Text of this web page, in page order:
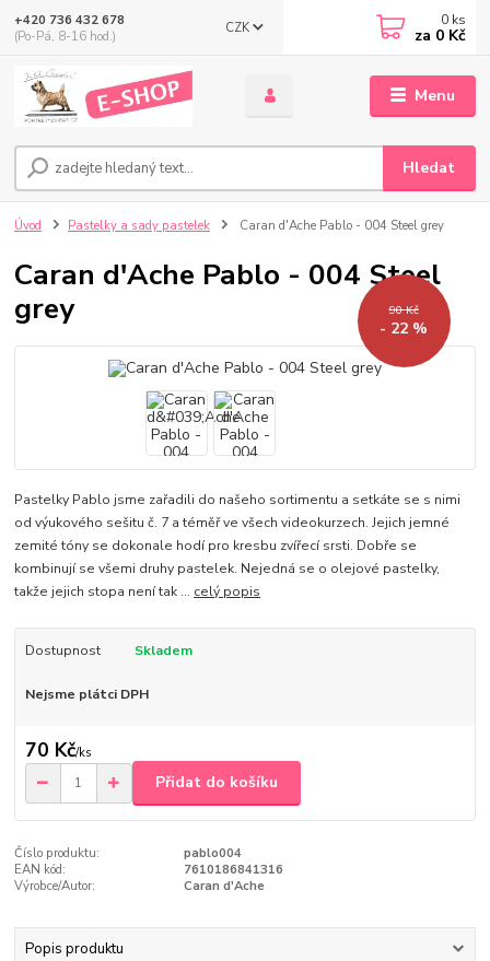
Menu
CZK
Hledat
+420 736 432 678
(Po-Pá, 8-16 hod.)
0 ks
za 0 Kč
Úvod Pastelky a sady pastelek Caran d'Ache Pablo - 004 Steel grey
Caran d'Ache Pablo - 004 Steel
grey
90 Kč
- 22 %
Pastelky Pablo jsme zařadili do našeho sortimentu a setkáte se s nimi
od výukového sešitu č. 7 a téměř ve všech videokurzech. Jejich jemné
zemité tóny se dokonale hodí pro kresbu zvířecí srsti. Dobře se
kombinují se všemi druhy pastelek. Nejedná se o olejové pastelky,
takže jejich stopa není tak ... celý popis
Dostupnost Skladem
Nejsme plátci DPH
70 Kč/ks
Přidat do košíku
Číslo produktu:
pablo004
EAN kód:
7610186841316
Výrobce/Autor:
Caran d'Ache
Popis produktu